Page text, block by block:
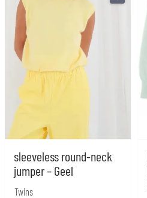
sleeveless round-neck
jumper – Geel
Twins